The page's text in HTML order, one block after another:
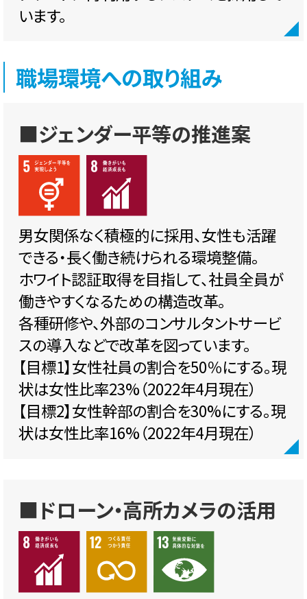
います。
職場環境への取り組み
■ジェンダー平等の推進案
男女関係なく積極的に採用、女性も活躍
できる・長く働き続けられる環境整備。
ホワイト認証取得を目指して、社員全員が
働きやすくなるための構造改革。
各種研修や、外部のコンサルタントサービ
スの導入などで改革を図っています。
【目標1】女性社員の割合を50％にする。現
状は女性比率23%（2022年4月現在）
【目標2】女性幹部の割合を30%にする。現
状は女性比率16%（2022年4月現在）
■ドローン・高所カメラの活用